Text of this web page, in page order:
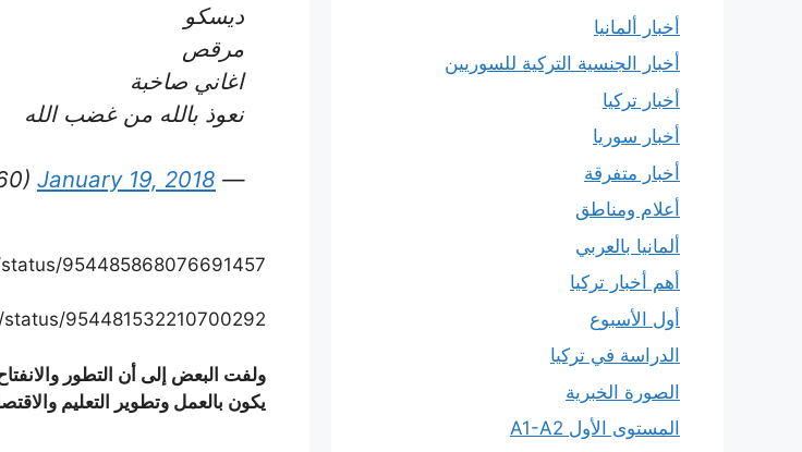
ديسكو
مرقص
اغاني صاخبة
نعوذ بالله من غضب الله
— Nouf Alshammary (@Noon060)
January 19, 2018
954485868076691457
954481532210700292
ولفت البعض إلى أن التطور
يكون بالعمل وتطوير التعليم
أخبار ألمانيا
أخبار الجنسية التركية للسوريين
أخبار تركيا
أخبار سوريا
أخبار متفرقة
أعلام ومناطق
ألمانيا بالعربي
أهم أخبار تركيا
أول الأسبوع
الدراسة في تركيا
الصورة الخبرية
المستوى الأول A1-A2